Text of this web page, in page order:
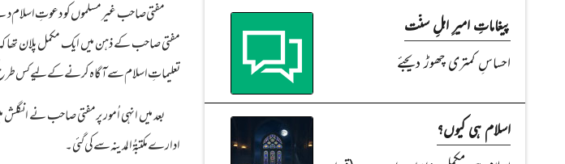
مفتی صاحب غیر مسلموں کو دعوتِ اسلام
مفتی صاحب کے ذہن میں ایک مکمل پلان تھا
تعلیماتِ اسلام سے آگاہ کرنے کے لیے کس طرح
بعد میں انہی اُمور پر مفتی صاحب نے
ادارے مکتبۃُ المدینہ سے کی گئی۔
پیغاماتِ امیرِ اہلِ سنّت
احساسِ کمتری چھوڑ دیجئے
اسلام ہی کیوں؟